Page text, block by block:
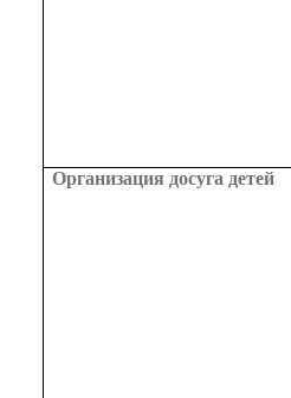
Организация досуга детей